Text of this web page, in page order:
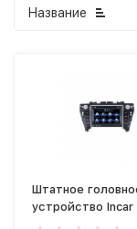
Название
Штатное
устройство Incar
2291JB